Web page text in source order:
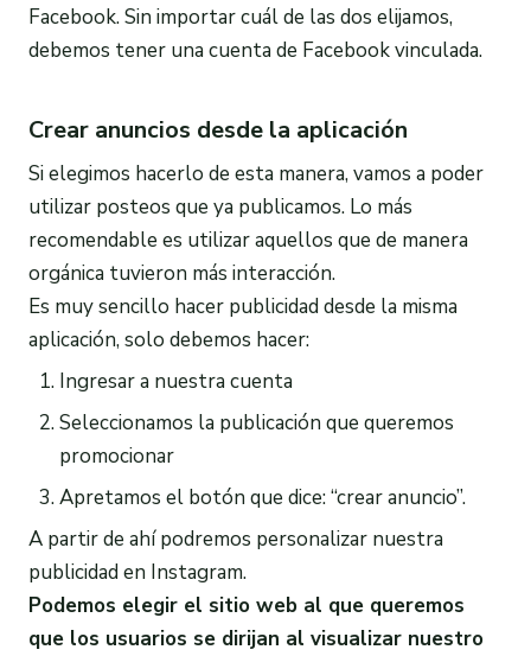
Facebook. Sin importar cuál de las dos elijamos,
debemos tener una cuenta de Facebook vinculada.
Crear anuncios desde la aplicación
Si elegimos hacerlo de esta manera, vamos a poder
utilizar posteos que ya publicamos. Lo más
recomendable es utilizar aquellos que de manera
orgánica tuvieron más interacción.
Es muy sencillo hacer publicidad desde la misma
aplicación, solo debemos hacer:
Ingresar a nuestra cuenta
Seleccionamos la publicación que queremos
promocionar
Apretamos el botón que dice: “crear anuncio”.
A partir de ahí podremos personalizar nuestra
publicidad en Instagram.
Podemos elegir el sitio web al que queremos
que los usuarios se dirijan al visualizar nuestro